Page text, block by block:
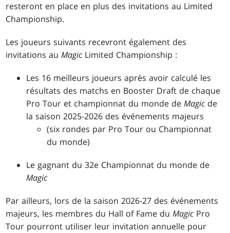
resteront en place en plus des invitations au Limited
Championship.
Les joueurs suivants recevront également des
invitations auMagic Limited Championship :
Les 16 meilleurs joueurs après avoir calculé les
résultats des matchs en Booster Draft de chaque
Pro Tour et championnat du monde deMagic de
la saison 2025-2026 des événements majeurs
(six rondes par Pro Tour ou Championnat
du monde)
Le gagnant du 32e Championnat du monde de
Magic
Par ailleurs, lors de la saison 2026-27 des événements
majeurs, les membres du Hall of Fame duMagic Pro
Tour pourront utiliser leur invitation annuelle pour